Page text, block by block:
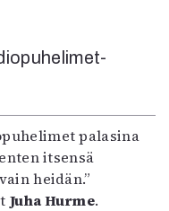
palasina
itsensä
heidän.”
Juha Hurme.